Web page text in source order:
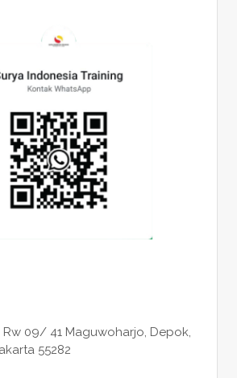
09/ 41 Maguwoharjo, Depok,
55282